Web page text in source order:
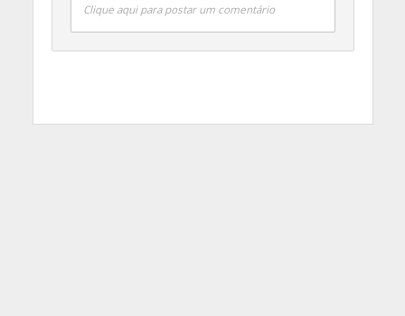
Clique aqui para postar um comentário